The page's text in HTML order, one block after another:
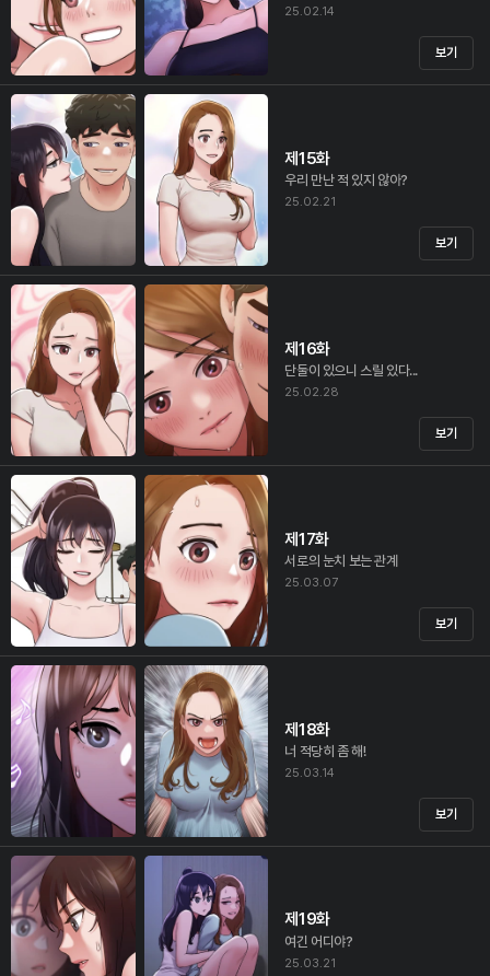
25.02.14
보기
제15화
우리 만난 적 있지 않아?
25.02.21
보기
제16화
단둘이 있으니 스릴 있다...
25.02.28
보기
제17화
서로의 눈치 보는 관계
25.03.07
보기
제18화
너 적당히 좀 해!
25.03.14
보기
제19화
여긴 어디야?
25.03.21